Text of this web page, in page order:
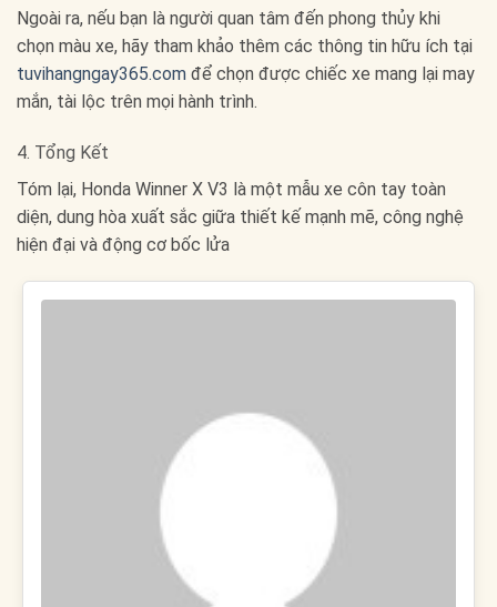
Ngoài ra, nếu bạn là người quan tâm đến phong thủy khi
chọn màu xe, hãy tham khảo thêm các thông tin hữu ích tại
tuvihangngay365.com để chọn được chiếc xe mang lại may
mắn, tài lộc trên mọi hành trình.
4. Tổng Kết
Tóm lại, Honda Winner X V3 là một mẫu xe côn tay toàn
diện, dung hòa xuất sắc giữa thiết kế mạnh mẽ, công nghệ
hiện đại và động cơ bốc lửa